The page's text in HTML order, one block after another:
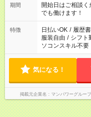
ん ※法令に基づき
となります ※労働
短時間・短期間
期間
開始日はご相談
でも働けます！
特徴 日払いOK / 履歴
服装自由 / シフト
ソコンスキル不要
気になる！
掲載元企業名 マンパワーグルー